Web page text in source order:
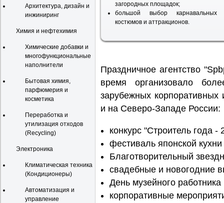
Архитектура, дизайн и
инжиниринг
Химия и нефтехимия
Химические добавки и
многофункциональные
наполнители
Бытовая химия,
парфюмерия и
косметика
Переработка и
утилизация отходов
(Recycling)
Электроника
Климатическая техника
(Кондиционеры)
Автоматизация и
управление
загородных площадок;
большой выбор карнавальных
костюмов и аттракционов.
Праздничное агентство
время организовало
зарубежных корпоративных
и на Северо-Западе России:
конкурс "Строитель года -
фестиваль японской
Благотворительный
свадебные и новогодние
День музейного
корпоративные